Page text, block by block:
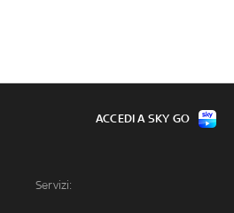
Servizi:
ACCEDI A SKY GO